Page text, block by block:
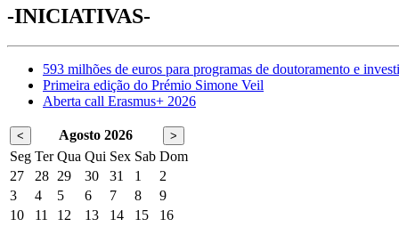
-INICIATIVAS-
593 milhões de euros para programas de doutoramento e
Primeira edição do Prémio Simone Veil
Aberta call Erasmus+ 2026
< Agosto 2026 >
Seg Ter Qua Qui Sex Sab Dom
27
28 29 30 31 1
2
3
4 5 6 7 8
9
10
11 12 13 14 15
16